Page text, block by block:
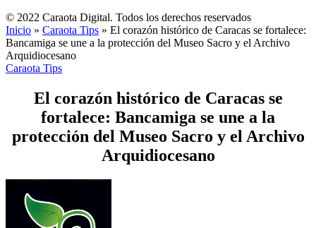
© 2022 Caraota Digital. Todos los derechos reservados
Inicio » Caraota Tips » El corazón histórico de Caracas se fortalece:
Bancamiga se une a la protección del Museo Sacro y el Archivo
Arquidiocesano
Caraota Tips
El corazón histórico de Caracas se
fortalece: Bancamiga se une a la
protección del Museo Sacro y el Archivo
Arquidiocesano